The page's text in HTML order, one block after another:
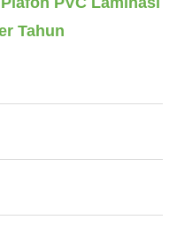
Tahun